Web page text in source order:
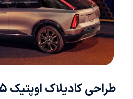
طراحی کادیلاک اوپتیک 2025